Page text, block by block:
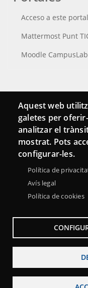
Acceso a este portal
Mattermost Punt
Moodle CampusLab
Conecta
Contacto
Hemeroteca
Aquest web
galetes per
analitzar el
mostrat. Pots
configurar-les.
Política de
Avís legal
Política de cookies
Menu
Sobre la Red Punt